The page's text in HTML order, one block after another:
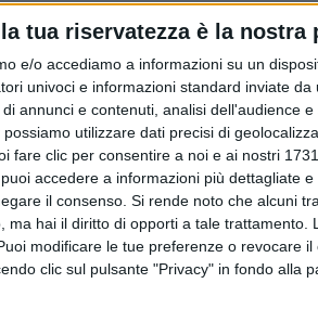
tua riservatezza è la nostra
e/o accediamo a informazioni su un
univoci e informazioni standard inviate
annunci e contenuti, analisi dell'audience e
utilizzare dati precisi di
fare clic per consentire a noi e ai nostri
accedere a informazioni più dettagliate
il consenso. Si rende noto che alcuni
ma hai il diritto di opporti a tale trattamento.
modificare le tue preferenze o revocare il
clic sul pulsante "Privacy" in fondo alla
oppure alla mail
5 AGOSTO 2026
Agricoltura, al via la raccolta
delle segnalazioni di danni
causati dal maltempo